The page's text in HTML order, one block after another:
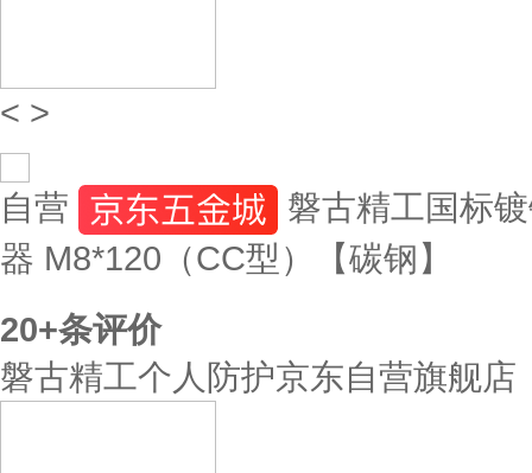
< >
自营
磐古精工国标
器 M8*120（CC型）【碳钢】
20+条评价
磐古精工个人防护京东自营旗舰店